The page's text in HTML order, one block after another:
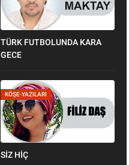
TÜRK FUTBOLUNDA KARA
GECE
KÖŞE-YAZILARI
SİZ HİÇ